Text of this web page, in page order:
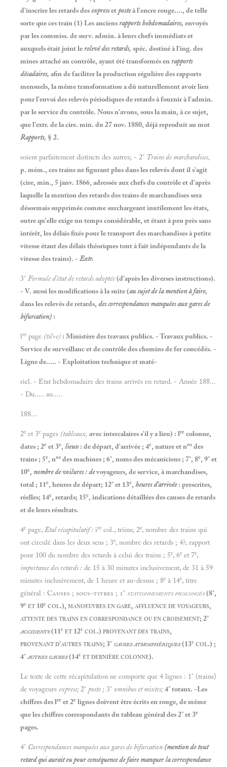
d'inscrire les retards desexpresset posteà l'encre rouge...., de telle
sorte que ces train (1) Les anciens rapports hebdomadaires, envoyés
par les commiss. de surv. admin. à leurs chefs immédiats et
auxquels était joint le relevé des retards, spéc. destiné à l'ing. des
mines attaché au contrôle, ayant été transformés en rapports
décadaires, afin de faciliter la production régulière des rapports
mensuels, la même transformation a dû naturellement avoir lieu
pour l'envoi des relevés périodiques de retards à fournir à l'admin.
par le service du contrôle. Nous n'avons, sous la main, à ce sujet,
que l'extr. de la cire. min. du 27 nov. 1880, déjà reproduit au mot
Rapports, § 2.
soient parfaitement distincts des autres; - 2° Trains de marchandises,
p. mém., ces trains ne figurant plus dans les relevés dont il s'agit
(cire, min., 5 janv. 1866, adressée aux chefs du contrôle et d'après
laquelle la mention des retards des trains de marchandises sera
désormais supprimée comme surchargeant inutilement les états,
outre qu'elle exige un temps considérable, et étant à peu près sans
intérêt, les délais fixés pour le transport des marchandises à petite
vitesse étant des délais théoriques tout à fait indépendants de la
vitesse des trains). - Extr.
3° Formule d'état de retards adoptée(d'après les diverses instructions).
- V. aussi les modifications à la suite (au sujet de la mentionàfaire,
dans les relevés de retards, des correspondances manquées aux gares de
bifurcation) :
lre page (til>e) : Ministère des travaux publics. - Travaux publics. -
Service de surveillanc et de contrôle des chemins de fer concédés. -
Ligne de..... - Exploitation technique et maté-
riel. - Etat hebdomadaire des trains arrivés en retard. - Année 188...
- Du..... au.....
188...
2e et 3e pages (tableaux, avec intercalaires s'il y a lieu) : lre colonne,
dates ; 2e et 3e, lieux : de départ, d'arrivée ; 4e, nature et nos des
trains ; 5e, nos des machines ; 6°, noms des mécaniciens ; 7°, 8e, 9° et
10e, nombre de voilures:devoyageurs, de service, à marchandises,
total ; 11e, heures de départ; 12° et 13e, heures d'arrivée: prescrites,
réelles; 14e, retards; 15e, indications détaillées des causes de retards
et de leurs résultats.
4e page, Etal récapitulatif: ire col., triins; 2e, nombre des trains qui
ont circulé dans les deux sens ; 3e, nombre des retards ; 4?, rapport
pour 100 du nombre des retards à celui des trains ; 5e, 6e et 7e,
importance des retards: de 15 à 30 minutes inclusivement, de 31 à 59
minutes inclusivement, de 1 heure et au-dessus ; 8e à 14e, titre
général : Causes ; sous-titres ; 1° stationnements prolongés(8°,
9e et 10e col.), manoeuvres en gare, affluence de voyageurs,
attente des trains en correspondance ou en croisement; 2°
accidents(11e et 12e col.) provenant des trains,
provenant d'autres trains; 3° causes atmosphériques(13e col.) ;
4°autres causes(14e et dernière colonne).
Le texte de cette récapitulation ne comporte que 4 lignes : 1° (trains)
de voyageurs express; 2° poste; 3° omnibus et mixtes; 4° totaux. -Les
chiffres des lre et 2e lignes doivent être écrits en rouge, de même
que les chiffres correspondants du tableau général des 2° et 3e
pages.
4° Correspondances manquées aux gares de bifurcation (mention de tout
retard qui aurait eu pour conséquence de faire manquer la correspondance